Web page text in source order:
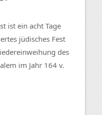
ist ein acht Tage
jüdisches Fest
des
im Jahr 164 v.